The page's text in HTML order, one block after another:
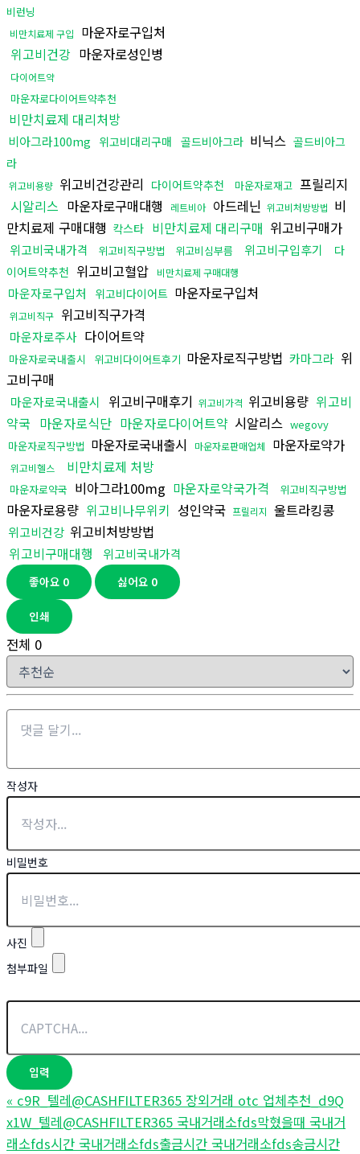
비런닝
비만치료제 구입
마운자로구입처
위고비건강 마운자로성인병
다이어트약
마운자로다이어트약추천
비만치료제 대리처방
비아그라100mg 위고비대리구매 골드비아그라 비닉스 골드비아그
라
위고비용량 위고비건강관리 다이어트약추천 마운자로재고 프릴리지
시알리스 마운자로구매대행 레트비아 아드레닌 위고비처방방법 비
만치료제 구매대행 칵스타 비만치료제 대리구매 위고비구매가
위고비국내가격 위고비직구방법 위고비심부름 위고비구입후기
다
이어트약추천 위고비고혈압 비만치료제 구매대행
마운자로구입처 위고비다이어트 마운자로구입처
위고비직구 위고비직구가격
마운자로주사 다이어트약
마운자로국내출시 위고비다이어트후기 마운자로직구방법 카마그라 위
고비구매
마운자로국내출시 위고비구매후기 위고비가격 위고비용량 위고비
약국 마운자로식단 마운자로다이어트약 시알리스 wegovy
마운자로직구방법 마운자로국내출시 마운자로판매업체 마운자로약가
위고비헬스 비만치료제 처방
마운자로약국 비아그라100mg 마운자로약국가격 위고비직구방법
마운자로용량 위고비나무위키 성인약국 프릴리지 울트라킹콩
위고비건강 위고비처방방법
위고비구매대행
위고비국내가격
좋아요 0 싫어요 0
인쇄
전체 0
작성자
비밀번호
사진
첨부파일
« c9R_텔레@CASHFILTER365 장외거래 otc 업체추천_d9Q
x1W_텔레@CASHFILTER365 국내거래소fds막혔을때 국내거
래소fds시간 국내거래소fds출금시간 국내거래소fds송금시간